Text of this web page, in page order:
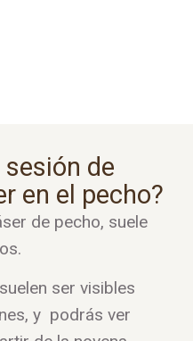
de
en el pecho?
de pecho, suele
ser visibles
y podrás ver